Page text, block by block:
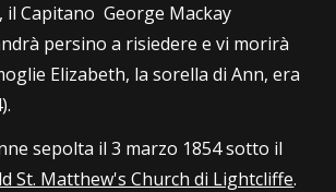
il Capitano George Mackay
persino a risiedere e vi morirà
Elizabeth, la sorella di Ann, era
sepolta il 3 marzo 1854 sotto il
St. Matthew's Church di Lightcliffe.